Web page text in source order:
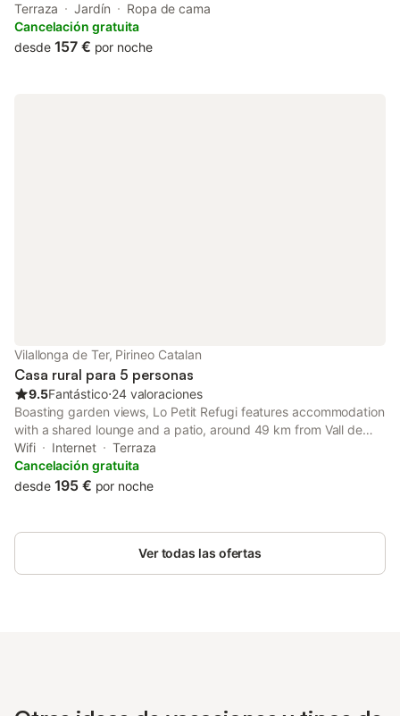
provides free private parking and luggage storage space. The
property is non-smoking and is located 38 km from Col d'Ares.
Terraza Jardín
Ropa de cama
Cancelación gratuita
desde 157 € por noche
Vilallonga de Ter, Pirineo Catalan
Casa rural para 5 personas
9.5Fantástico⋅24 valoraciones
Boasting garden views, Lo Petit Refugi features accommodation
with a shared lounge and a patio, around 49 km from Vall de
Núria Ski station.
Wifi Internet
Terraza
Cancelación gratuita
desde 195 € por noche
Ver todas las ofertas